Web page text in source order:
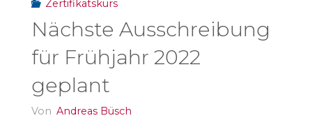
Zertifikatskurs
Nächste Ausschreibung
für Frühjahr 2022
geplant
Von Andreas Büsch